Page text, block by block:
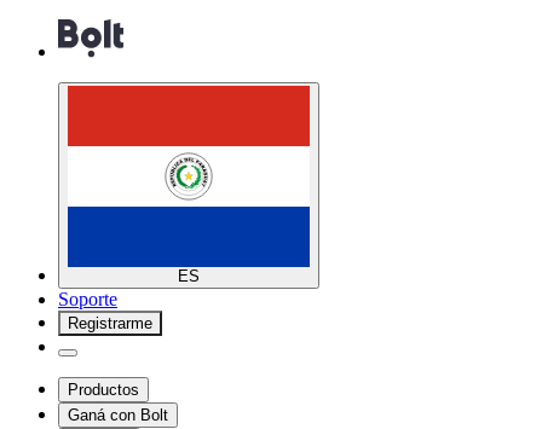
ES
Soporte
Registrarme
Productos
Ganá con Bolt